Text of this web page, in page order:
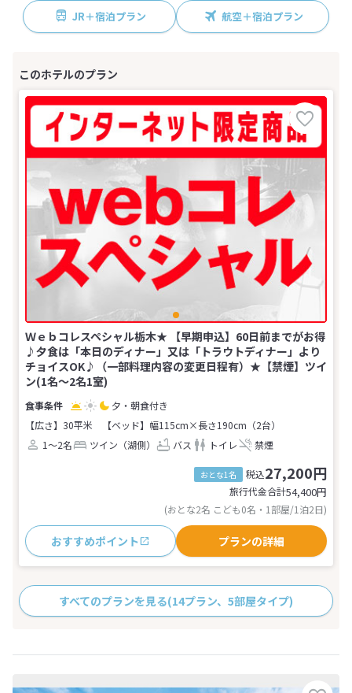
JR＋宿泊プラン 航空＋宿泊プラン
Ｗｅｂコレスペシャル栃木★ 【早期申込】60日前までがお得
♪夕食は「本日のディナー」又は「トラウトディナー」より
チョイスOK♪（一部料理内容の変更日程有）★【禁煙】ツイ
ン(1名～2名1室)
夕・朝食付き
【広さ】30平米
【ベッド】幅115cm×長さ190cm（2台）
1～2名
ツイン（湖側） バス トイレ 禁煙
おとな1名 税込27,200円
旅行代金合計54,400円
(おとな2名 こども0名・1部屋/1泊2日)
おすすめポイント プランの詳細
すべてのプランを見る(14プラン、5部屋タイプ)